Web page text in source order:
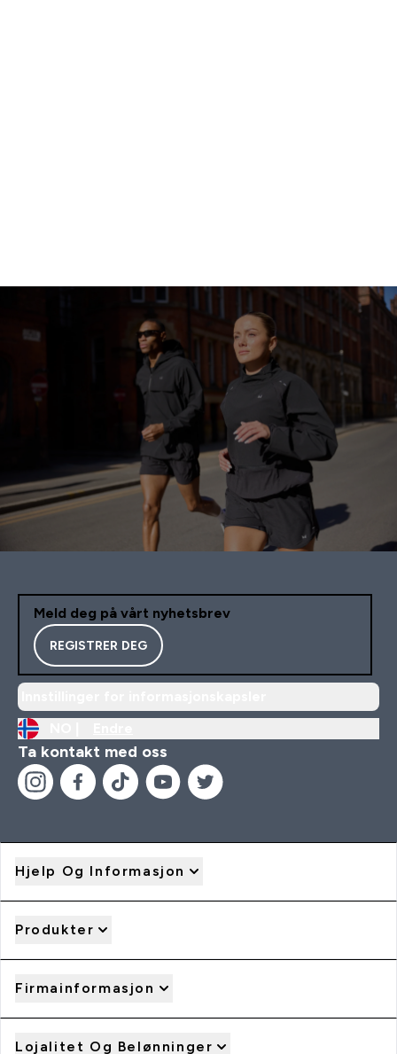
Meld deg på vårt nyhetsbrev
REGISTRER DEG
Ta kontakt med oss
Hjelp Og Informasjon
Produkter
Firmainformasjon
Lojalitet Og Belønninger